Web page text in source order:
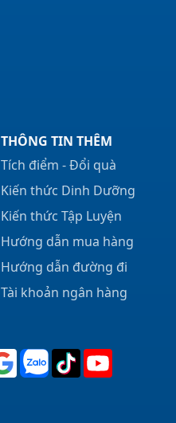
THÔNG TIN THÊM
Tích điểm - Đổi quà
Kiến thức Dinh Dưỡng
Kiến thức Tập Luyện
Hướng dẫn mua hàng
Hướng dẫn đường đi
Tài khoản ngân hàng